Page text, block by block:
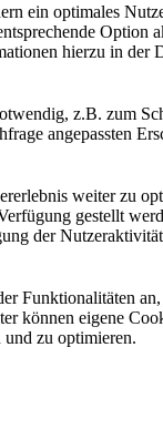
ein optimales
Option
hierzu in der
z.B. zum
angepassten
weiter zu
gestellt
der
Funktionalitäten
können eigene
zu optimieren.